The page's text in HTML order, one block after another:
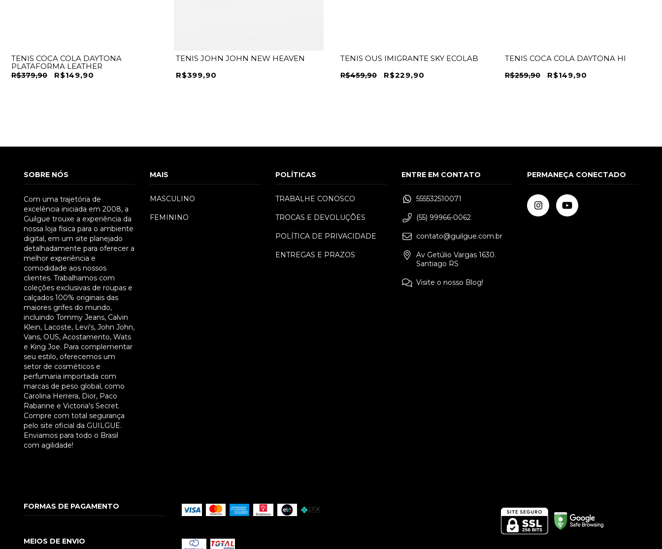
34 35 36 37 38 39
TENIS COCA COLA DAYTONA
PLATAFORMA LEATHER
R$379,90 R$149,90
TENIS JOHN JOHN NEW HEAVEN
R$399,90
TENIS OUS IMIGRANTE SKY ECOLAB
R$459,90 R$229,90
TENIS COCA COLA DAYTONA HI
R$259,90 R$149,90
SOBRE NÓS
Com uma trajetória de
excelência iniciada em 2008, a
Guilgue trouxe a experiência da
nossa loja física para o ambiente
digital, em um site planejado
detalhadamente para oferecer a
melhor experiência e
comodidade aos nossos
clientes. Trabalhamos com
coleções exclusivas de roupas e
calçados 100% originais das
maiores grifes do mundo,
incluindo Tommy Jeans, Calvin
Klein, Lacoste, Levi's, John John,
Vans, OUS, Acostamento, Wats
e King Joe. Para complementar
seu estilo, oferecemos um
setor de cosméticos e
perfumaria importada com
marcas de peso global, como
Carolina Herrera, Dior, Paco
Rabanne e Victoria's Secret.
Compre com total segurança
pelo site oficial da GUILGUE.
Enviamos para todo o Brasil
com agilidade!
MAIS
MASCULINO
FEMININO
POLÍTICAS
TRABALHE CONOSCO
TROCAS E DEVOLUÇÕES
POLÍTICA DE PRIVACIDADE
ENTREGAS E PRAZOS
ENTRE EM CONTATO
555532510071
(55) 99966-0062
contato@guilgue.com.br
Av Getúlio Vargas 1630.
Santiago RS
Visite o nosso Blog!
PERMANEÇA CONECTADO
FORMAS DE PAGAMENTO
MEIOS DE ENVIO